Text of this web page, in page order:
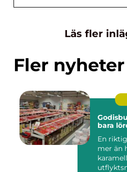
Läs fler
Fler nyheter
bara
En
mer än